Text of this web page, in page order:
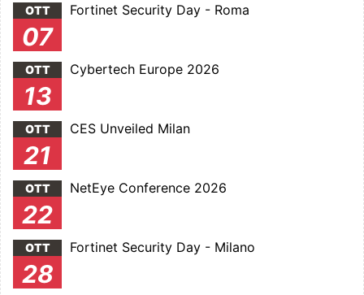
OTT
07
Fortinet Security Day - Roma
OTT
13
Cybertech Europe 2026
OTT
21
CES Unveiled Milan
OTT
22
NetEye Conference 2026
OTT
28
Fortinet Security Day - Milano